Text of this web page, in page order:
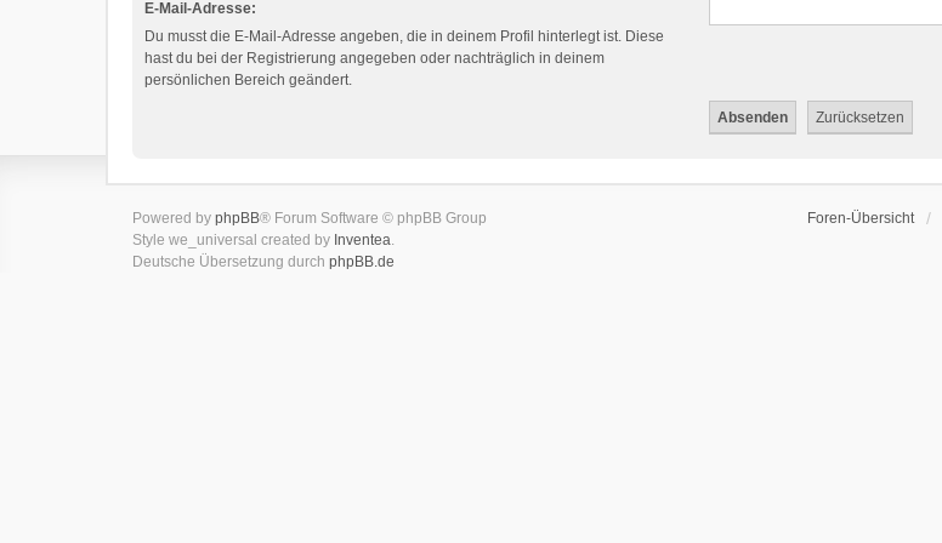
E-Mail-Adresse:
Du musst die E-Mail-Adresse angeben, die in deinem Profil hinterlegt ist. Diese
hast du bei der Registrierung angegeben oder nachträglich in deinem
persönlichen Bereich geändert.
Foren-Übersicht
Powered by phpBB® Forum Software © phpBB Group
Style we_universal created by Inventea.
Deutsche Übersetzung durch phpBB.de